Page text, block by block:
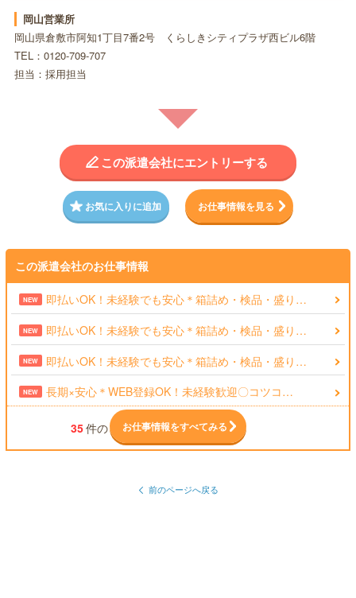
岡山営業所
岡山県倉敷市阿知1丁目7番2号 くらしきシティプラザ西ビル6階
TEL：0120-709-707
担当：採用担当
この派遣会社にエントリーする
お気に入りに追加 お仕事情報を見る
この派遣会社のお仕事情報
NEW 即払いOK！未経験でも安心＊箱詰め・検品・盛り…
NEW 即払いOK！未経験でも安心＊箱詰め・検品・盛り…
NEW 即払いOK！未経験でも安心＊箱詰め・検品・盛り…
NEW 長期×安心＊WEB登録OK！未経験歓迎〇コツコ…
35件の お仕事情報をすべてみる
前のページへ戻る